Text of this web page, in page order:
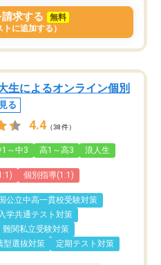
求する
無料
トに追加する）
生によるオンライン個別
る
4.4 （38件）
1～中3 高1～高3 浪人生
個別指導(1:1)
国公立中高一貫校受験対策
学共通テスト対策
難関私立受験対策
型選抜対策
定期テスト対策